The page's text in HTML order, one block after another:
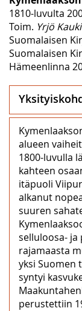
1810-luvulta
Toim. Yrjö
Suomalaisen
Suomalaisen
Hämeenlinna
alueen
1800-luvulla
kahteen
itäpuoli
alkanut
suuren
selluloosa-
rajamaasta
yksi Suomen
syntyi
perustettiin